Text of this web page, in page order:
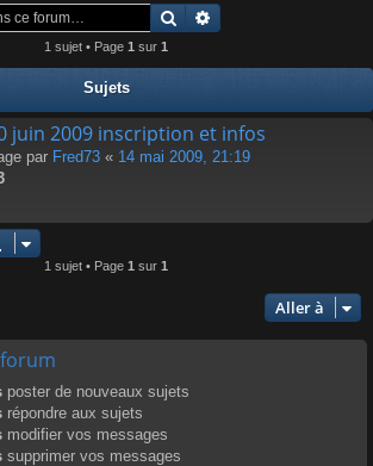
Rechercher
1 sujet • Page 1 sur 1
Sujets
juin 2009 inscription et infos
par Fred73 « 14 mai 2009, 21:19
1 sujet • Page 1 sur 1
Aller à
poster de nouveaux sujets
répondre aux sujets
modifier vos messages
supprimer vos messages